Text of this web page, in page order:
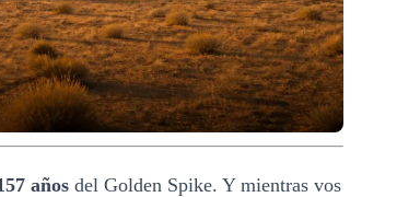
años del Golden Spike. Y mientras vos